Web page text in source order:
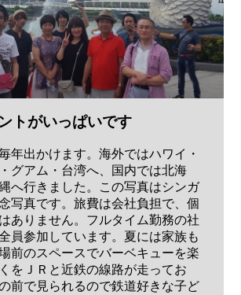
トがいっぱいです
年出かけます。海外ではハワイ・
グアム・台湾へ、国内では北海
へ行きました。この写真はシンガ
写真です。旅費は会社負担で、個
ありません。フルタイム勤務の社
員参加しています。夏には家族も
前のスペースでバーベキューを楽
をＪＲと近鉄の線路が走ってお
前で見られるので鉄道好きな子ど